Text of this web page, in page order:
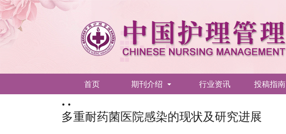
首页 期刊介绍 行业资讯 投稿指南
• •
多重耐药菌医院感染的现状及研究进展